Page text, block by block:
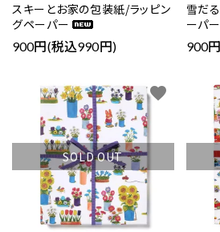
スキーとお家の包装紙/ラッピン
グペーパー
900円(税込990円)
雪だ
ーパー
900
SOLD OUT
favorite